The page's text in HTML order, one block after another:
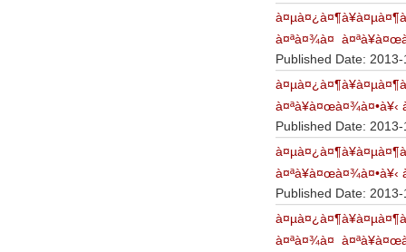
à¤ªà¤¾à¤
Published Date:
à¤ªà¥à¤œà¤¾à¤•à¥‹
Published Date:
à¤ªà¥à¤œà¤¾à¤•à¥‹
Published Date:
à¤ªà¤¾à¤